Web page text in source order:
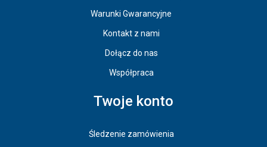
Warunki Gwarancyjne
Kontakt z nami
Dołącz do nas
Współpraca
Twoje konto
Śledzenie zamówienia